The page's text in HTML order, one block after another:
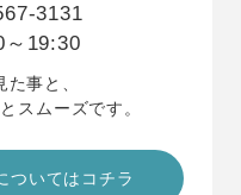
3131
～19:30
事と、
スムーズです。
ついてはコチラ